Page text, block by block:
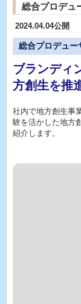
総合プロデュ
2024.04.04公開
総合プロデュー
ブランディ
方創生を推
社内で地方創生事
験を活かした地方
紹介します。